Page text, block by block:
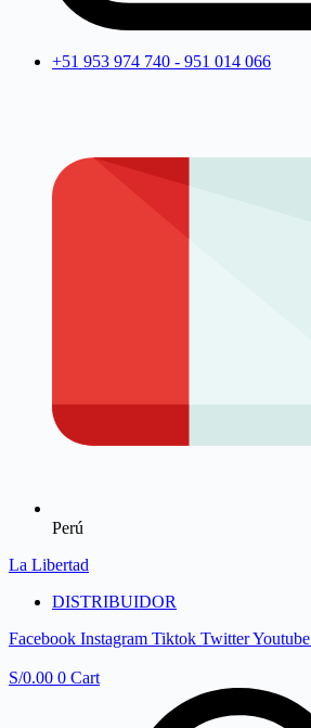
+51 953 974 740 - 951 014 066
Perú
La Libertad
DISTRIBUIDOR
Facebook Instagram Tiktok TwitterYoutube
S/0.00 0 Cart